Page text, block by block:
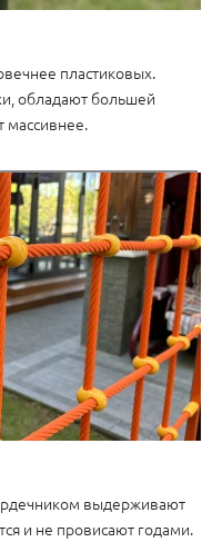
пластиковых.
обладают большей
массивнее.
выдерживают
и не провисают годами.